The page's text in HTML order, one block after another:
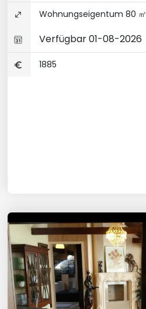
Wohnungseigentum 80 ㎡
Verfügbar 01-08-2026
1885